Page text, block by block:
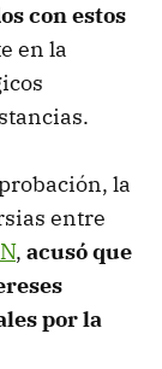
con estos
en la
la
entre
, acusó que
por la